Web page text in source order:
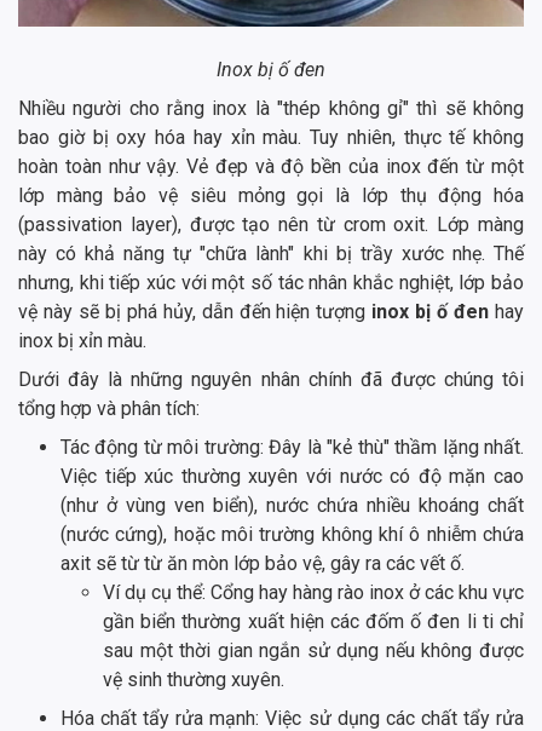
Inox bị ố đen
Nhiều người cho rằng inox là "thép không gỉ" thì sẽ không
bao giờ bị oxy hóa hay xỉn màu. Tuy nhiên, thực tế không
hoàn toàn như vậy. Vẻ đẹp và độ bền của inox đến từ một
lớp màng bảo vệ siêu mỏng gọi là lớp thụ động hóa
(passivation layer), được tạo nên từ crom oxit. Lớp màng
này có khả năng tự "chữa lành" khi bị trầy xước nhẹ. Thế
nhưng, khi tiếp xúc với một số tác nhân khắc nghiệt, lớp bảo
vệ này sẽ bị phá hủy, dẫn đến hiện tượng inox bị ố đen hay
inox bị xỉn màu.
Dưới đây là những nguyên nhân chính đã được chúng tôi
tổng hợp và phân tích:
Tác động từ môi trường: Đây là "kẻ thù" thầm lặng nhất.
Việc tiếp xúc thường xuyên với nước có độ mặn cao
(như ở vùng ven biển), nước chứa nhiều khoáng chất
(nước cứng), hoặc môi trường không khí ô nhiễm chứa
axit sẽ từ từ ăn mòn lớp bảo vệ, gây ra các vết ố.
Ví dụ cụ thể: Cổng hay hàng rào inox ở các khu vực
gần biển thường xuất hiện các đốm ố đen li ti chỉ
sau một thời gian ngắn sử dụng nếu không được
vệ sinh thường xuyên.
Hóa chất tẩy rửa mạnh: Việc sử dụng các chất tẩy rửa